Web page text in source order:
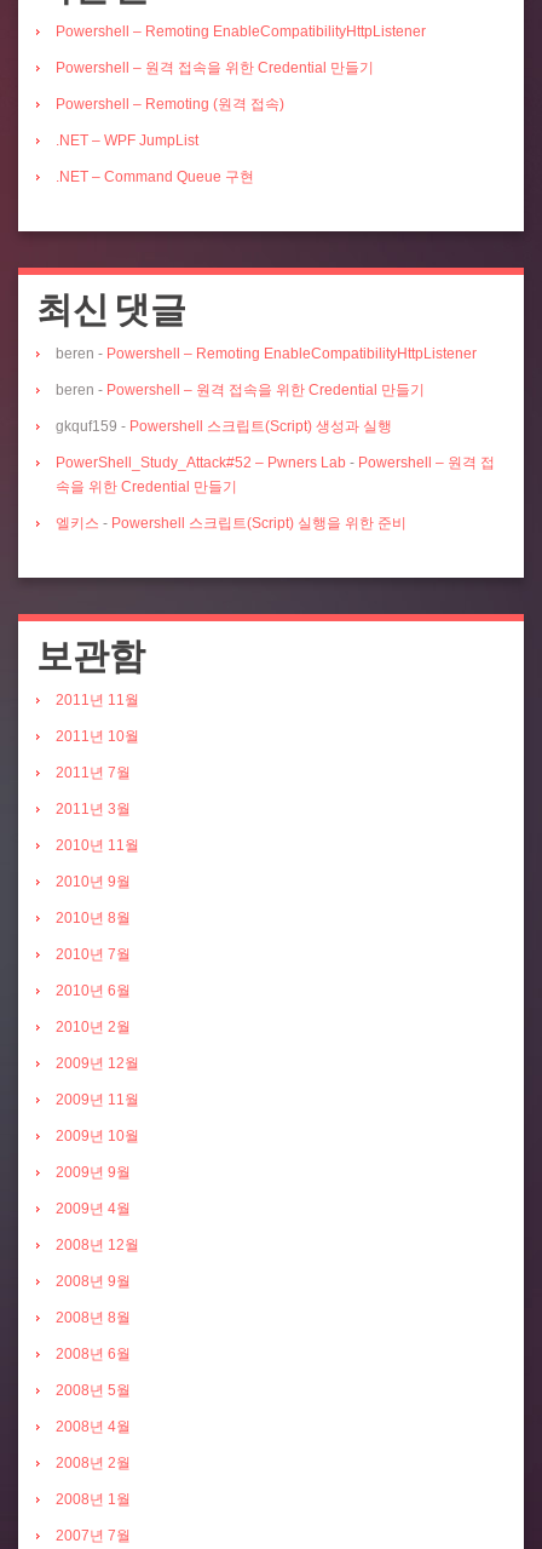
Powershell – Remoting EnableCompatibilityHttpListener
Powershell – 원격 접속을 위한 Credential 만들기
Powershell – Remoting (원격 접속)
.NET – WPF JumpList
.NET – Command Queue 구현
최신 댓글
beren - Powershell – Remoting EnableCompatibilityHttpListener
beren - Powershell – 원격 접속을 위한 Credential 만들기
gkquf159 - Powershell 스크립트(Script) 생성과 실행
PowerShell_Study_Attack#52 – Pwners Lab - Powershell – 원격 접
속을 위한 Credential 만들기
엘키스 - Powershell 스크립트(Script) 실행을 위한 준비
보관함
2011년 11월
2011년 10월
2011년 7월
2011년 3월
2010년 11월
2010년 9월
2010년 8월
2010년 7월
2010년 6월
2010년 2월
2009년 12월
2009년 11월
2009년 10월
2009년 9월
2009년 4월
2008년 12월
2008년 9월
2008년 8월
2008년 6월
2008년 5월
2008년 4월
2008년 2월
2008년 1월
2007년 7월